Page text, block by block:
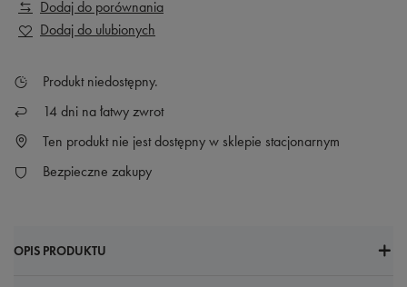
Dodaj do porównania
Dodaj do ulubionych
Produkt niedostępny
14 dni na łatwy zwrot
Ten produkt nie jest dostępny w sklepie stacjonarnym
Bezpieczne zakupy
OPIS PRODUKTU